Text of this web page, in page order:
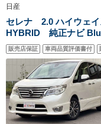
日産
セレナ 2.0 ハイウェイ
HYBRID 純正ナビ
ター 両側電動スライド
害軽減ブレーキ スマー
バックテーブル 電動格
販売店保証 車両品質評価書付